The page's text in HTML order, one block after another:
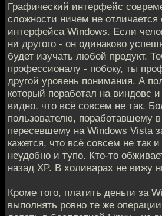
Графический интерфейс
сложности ничем не отличается
интерфейса Windows. Если
ни другого - он одинаково
будет изучать любой продукт.
профессионалу - побоку, ты
другой уровень понимания. А
который поработал на виндовс
видно, что всё совсем не так.
пользователю, поработавшему
пересевшему на Windows Vista
кажется, что всё совсем не так
неудобно и тупо. Кто-то
назад XP. В холиварах не вижу
Кроме того, платить деньги за
выполнять ровно те же